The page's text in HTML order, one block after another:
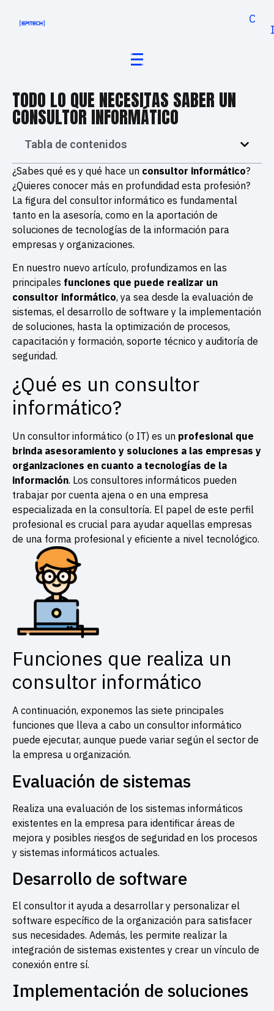
TODO LO QUE NECESITAS SABER UN
CONSULTOR INFORMÁTICO
Tabla de contenidos
¿Sabes qué es y qué hace un consultor informático?
¿Quieres conocer más en profundidad esta profesión?
La figura del consultor informático es fundamental
tanto en la asesoría, como en la aportación de
soluciones de tecnologías de la información para
empresas y organizaciones.
En nuestro nuevo artículo, profundizamos en las
principales funciones que puede realizar un
consultor informático, ya sea desde la evaluación de
sistemas, el desarrollo de software y la implementación
de soluciones, hasta la optimización de procesos,
capacitación y formación, soporte técnico y auditoría de
seguridad.
¿Qué es un consultor
informático?
Un consultor informático (o IT) es un profesional que
brinda asesoramiento y soluciones a las empresas y
organizaciones en cuanto a tecnologías de la
información. Los consultores informáticos pueden
trabajar por cuenta ajena o en una empresa
especializada en la consultoría. El papel de este perfil
profesional es crucial para ayudar aquellas empresas
de una forma profesional y eficiente a nivel tecnológico.
Funciones que realiza un
consultor informático
A continuación, exponemos las siete principales
funciones que lleva a cabo un consultor informático
puede ejecutar, aunque puede variar según el sector de
la empresa u organización.
Evaluación de sistemas
Realiza una evaluación de los sistemas informáticos
existentes en la empresa para identificar áreas de
mejora y posibles riesgos de seguridad en los procesos
y sistemas informáticos actuales.
Desarrollo de software
El consultor it ayuda a desarrollar y personalizar el
software específico de la organización para satisfacer
sus necesidades. Además, les permite realizar la
integración de sistemas existentes y crear un vínculo de
conexión entre sí.
Implementación de soluciones